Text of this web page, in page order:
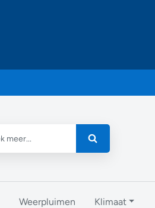
Weerpluimen Klimaat